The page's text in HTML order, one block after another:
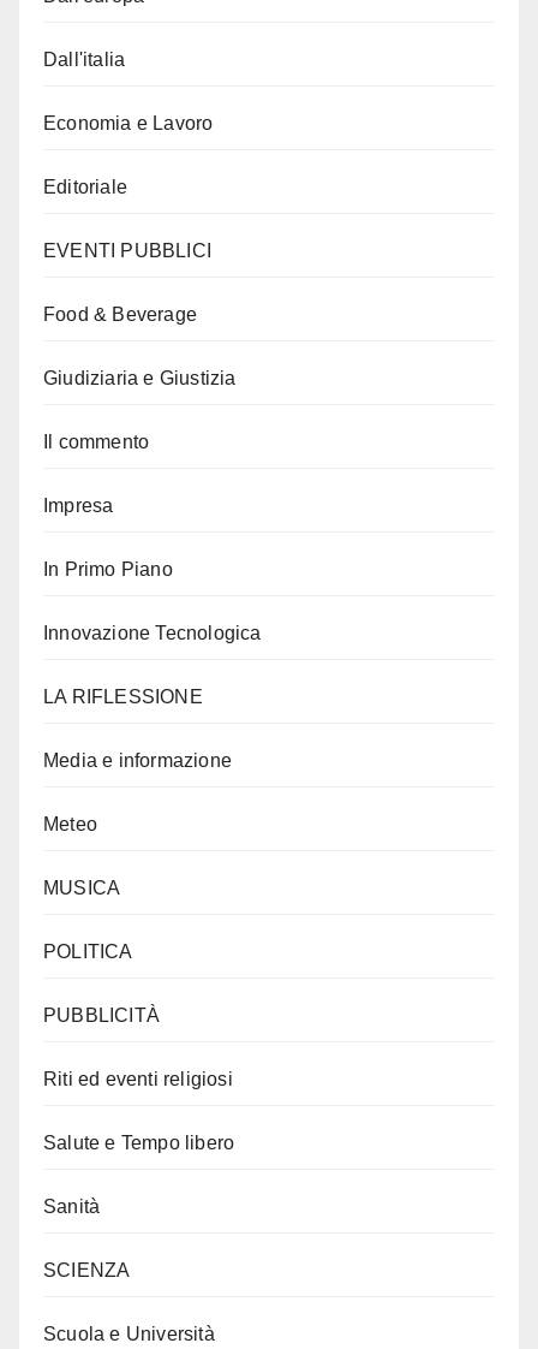
Dall'italia
Economia e Lavoro
Editoriale
EVENTI PUBBLICI
Food & Beverage
Giudiziaria e Giustizia
Il commento
Impresa
In Primo Piano
Innovazione Tecnologica
LA RIFLESSIONE
Media e informazione
Meteo
MUSICA
POLITICA
PUBBLICITÀ
Riti ed eventi religiosi
Salute e Tempo libero
Sanità
SCIENZA
Scuola e Università